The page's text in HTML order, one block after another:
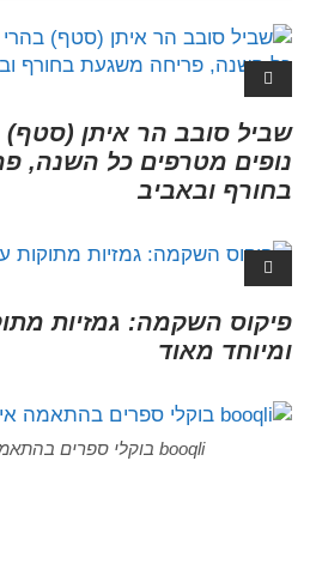
שביל סובב הר איתן (סטף)
נופים מטרפים כל השנה,
בחורף ובאביב
פיקוס השקמה: גמזיות
ומיוחד מאוד
booqli בוקלי ספרים בהתאמה אישית לילדים